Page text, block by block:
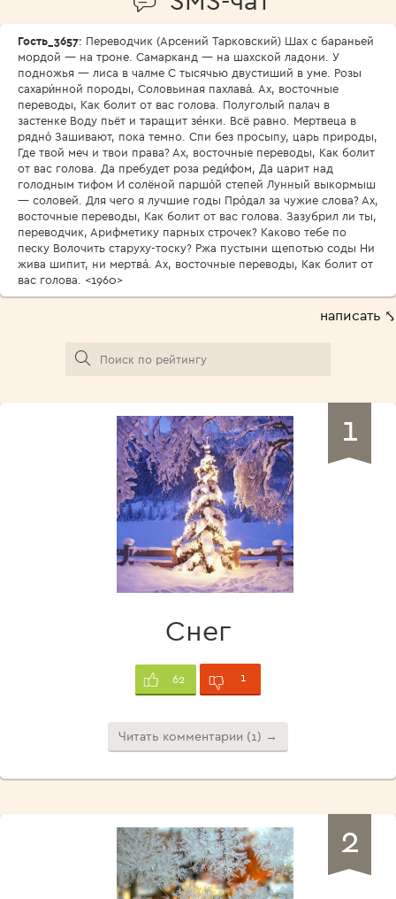
Гость_3657: Переводчик (Арсений Тарковский) Шах с бараньей
мордой — на троне. Самарканд — на шахской ладони. У
подножья — лиса в чалме С тысячью двустиший в уме. Розы
сахари́нной породы, Соловьиная пахлава́. Ах, восточные
переводы, Как болит от вас голова. Полуголый палач в
застенке Воду пьёт и таращит зе́нки. Всё равно. Мертвеца в
рядно́ Зашивают, пока темно. Спи без просыпу, царь природы,
Где твой меч и твои права? Ах, восточные переводы, Как болит
от вас голова. Да пребудет роза реди́фом, Да царит над
голодным тифом И солёной паршо́й степей Лунный выкормыш
— соловей. Для чего я лучшие годы Про́дал за чужие слова? Ах,
восточные переводы, Как болит от вас голова. Зазубрил ли ты,
переводчик, Арифметику парных строчек? Каково тебе по
песку Волочить старуху-тоску? Ржа пустыни щепотью соды Ни
жива шипит, ни мертва́. Ах, восточные переводы, Как болит от
вас голова. <1960>
написать ⤣
1
Снег
62 1
Читать комментарии (1) →
2